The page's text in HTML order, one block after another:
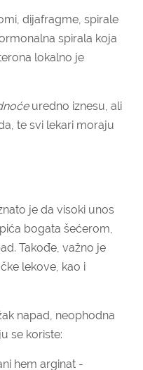
dijafragme, spirale
spirala koja
lokalno je
uredno iznesu, ali
te svi lekari moraju
je da visoki unos
bogata šećerom,
Takođe, važno je
lekove, kao i
napad, neophodna
se koriste:
hem arginat -